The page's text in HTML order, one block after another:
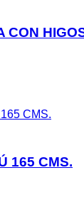
CON
165 CMS.